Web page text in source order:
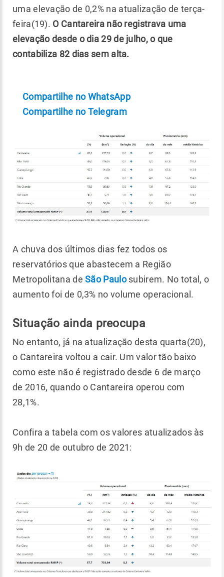
uma elevação de 0,2% na atualização de terça-
feira(19). O Cantareira não registrava uma
elevação desde o dia 29 de julho, o que
contabiliza 82 dias sem alta.
Compartilhe no WhatsApp
Compartilhe no Telegram
A chuva dos últimos dias fez todos os
reservatórios que abastecem a Região
Metropolitana deSão Paulosubirem. No total, o
aumento foi de 0,3% no volume operacional.
Situação ainda preocupa
No entanto, já na atualização desta quarta(20),
o Cantareira voltou a cair. Um valor tão baixo
como este não é registrado desde 6 de março
de 2016, quando o Cantareira operou com
28,1%.
Confira a tabela com os valores atualizados às
9h de 20 de outubro de 2021: